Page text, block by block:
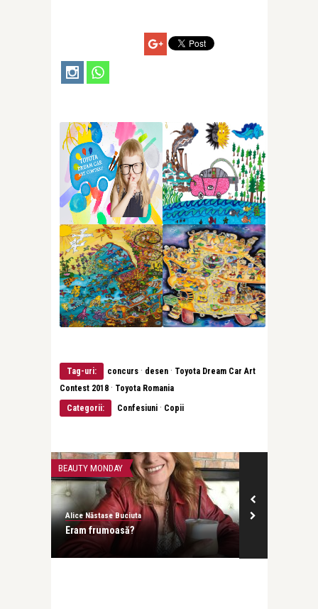
Tag-uri: concurs · desen · Toyota Dream Car Art
Contest 2018 · Toyota Romania
Categorii:
Confesiuni · Copii
BEAUTY MONDAY
Alice Năstase Buciuta
Eram frumoasă?